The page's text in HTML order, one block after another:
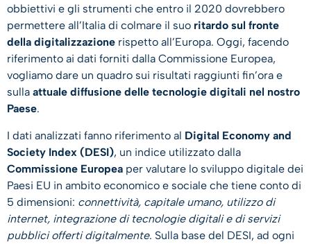
obbiettivi e gli strumenti che entro il 2020 dovrebbero
permettere all’Italia di colmare il suo ritardo sul fronte
della digitalizzazione rispetto all’Europa. Oggi, facendo
riferimento ai dati forniti dalla Commissione Europea,
vogliamo dare un quadro sui risultati raggiunti fin’ora e
sulla attuale diffusione delle tecnologie digitali nel nostro
Paese.
I dati analizzati fanno riferimento al Digital Economy and
Society Index (DESI), un indice utilizzato dalla
Commissione Europea per valutare lo sviluppo digitale dei
Paesi EU in ambito economico e sociale che tiene conto di
5 dimensioni: connettività, capitale umano, utilizzo di
internet, integrazione di tecnologie digitali e di servizi
pubblici offerti digitalmente. Sulla base del DESI, ad ogni